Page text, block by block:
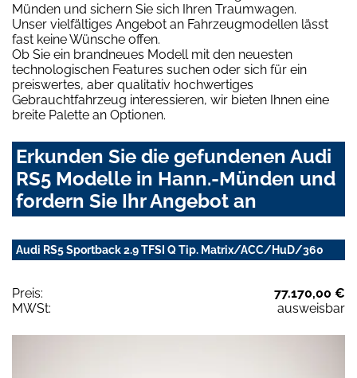
Münden und sichern Sie sich Ihren Traumwagen.
Unser vielfältiges Angebot an Fahrzeugmodellen lässt
fast keine Wünsche offen.
Ob Sie ein brandneues Modell mit den neuesten
technologischen Features suchen oder sich für ein
preiswertes, aber qualitativ hochwertiges
Gebrauchtfahrzeug interessieren, wir bieten Ihnen eine
breite Palette an Optionen.
Erkunden Sie die gefundenen Audi
RS5 Modelle in Hann.-Münden und
fordern Sie Ihr Angebot an
Audi RS5 Sportback 2.9 TFSI Q Tip. Matrix/ACC/HuD/360
Preis:
77.170,00 €
MWSt:
ausweisbar